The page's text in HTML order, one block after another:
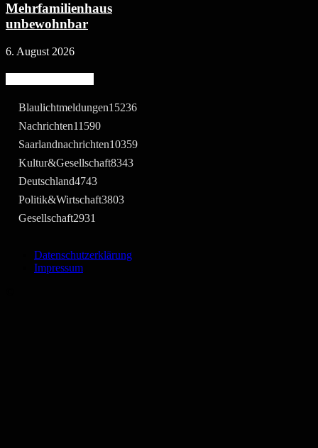
Mehrfamilienhaus
unbewohnbar
6. August 2026
Blaulichtmeldungen15236
Nachrichten11590
Saarlandnachrichten10359
Kultur&Gesellschaft8343
Deutschland4743
Politik&Wirtschaft3803
Gesellschaft2931
Datenschutzerklärung
Impressum